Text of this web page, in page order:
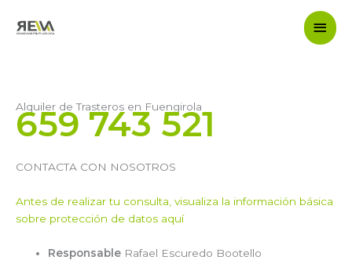
Alquiler de Trasteros en Fuengirola
659 743 521
CONTACTA CON NOSOTROS
Antes de realizar tu consulta, visualiza la información básica
sobre protección de datos aquí
Responsable Rafael Escuredo Bootello